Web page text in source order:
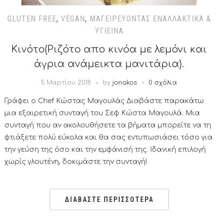
GLUTEN FREE, VEGAN, ΜΑΓΕΙΡΕΎΟΝΤΑΣ ΕΝΑΛΛΑΚΤΙΚΆ &
ΥΓΙΕΙΝΆ
Κινότο(Ριζότο απο κινόα με λεμόνι και
άγρια ανάμεικτα μανιτάρια).
5 Μαρτίου 2018 by jonakos 0 σχόλια
Γράφει ο Chef Κώστας Μαγουλάς Διαβάστε παρακάτω
μια εξαιρετική συνταγή του Σεφ Κώστα Μαγουλά. Μια
συνταγή που αν ακολουθήσετε τα βήματα μπορείτε να τη
φτιάξετε πολύ εύκολα και θα σας εντυπωσιάσει τόσο για
την γεύση της όσο και την εμφάνισή της. Ιδανική επιλογή
χωρίς γλουτένη, δοκιμάστε την συνταγή!
ΔΙΑΒΑΣΤΕ ΠΕΡΙΣΣΟΤΕΡΑ